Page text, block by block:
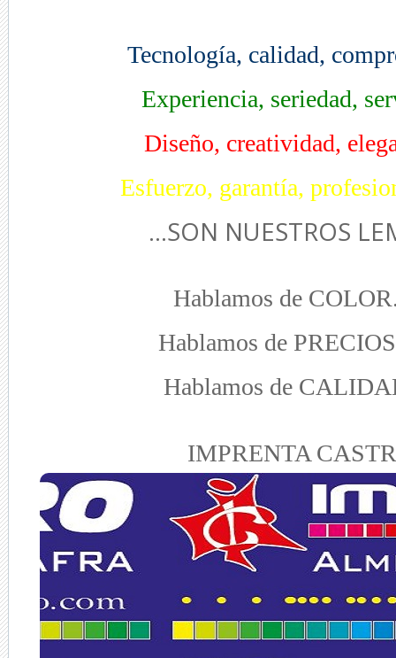
Tecnología, calidad,
Experiencia, seriedad,
Diseño, creatividad,
Esfuerzo, garantía,
...SON NUESTROS
Hablamos de
Hablamos de
Hablamos de
IMPRENTA